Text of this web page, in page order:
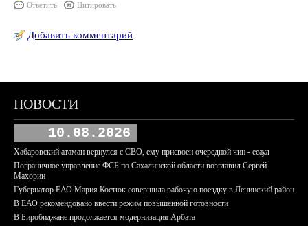
Ответить Цитировать
Добавить комментарий
НОВОСТИ
10.08.2026
Хабаровский атаман вернулся с СВО, ему присвоен очередной чин - есаул
Пограничное управление ФСБ по Сахалинской области возглавил Сергей
Махорин
Губернатор ЕАО Мария Костюк совершила рабочую поездку в Ленинский район
В ЕАО рекомендовано ввести режим повышенной готовности
В Биробиджане продолжается модернизация Арбата